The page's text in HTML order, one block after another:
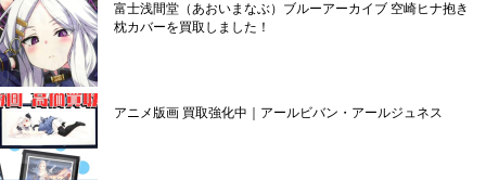
富士浅間堂（あおいまなぶ）ブルーアーカイブ 空崎ヒナ抱き
枕カバーを買取しました！
アニメ版画 買取強化中｜アールビバン・アールジュネス